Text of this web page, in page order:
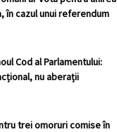
în cazul unui referendum
Cod al Parlamentului:
nu aberații
trei omoruri comise în